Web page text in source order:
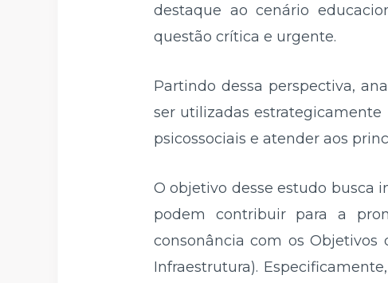
destaque ao cenário
questão crítica e urgente.
Partindo dessa perspectiva,
ser utilizadas
psicossociais e atender aos
O objetivo desse estudo busca
podem contribuir para a
consonância com os Objetivos
Infraestrutura).